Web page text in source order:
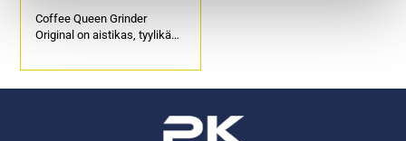
Coffee Queen Grinder
Original on aistikas, tyylikäs
ammattikäyttöön, joka
Ulkomitat: (l) 215 x (s) 390 x